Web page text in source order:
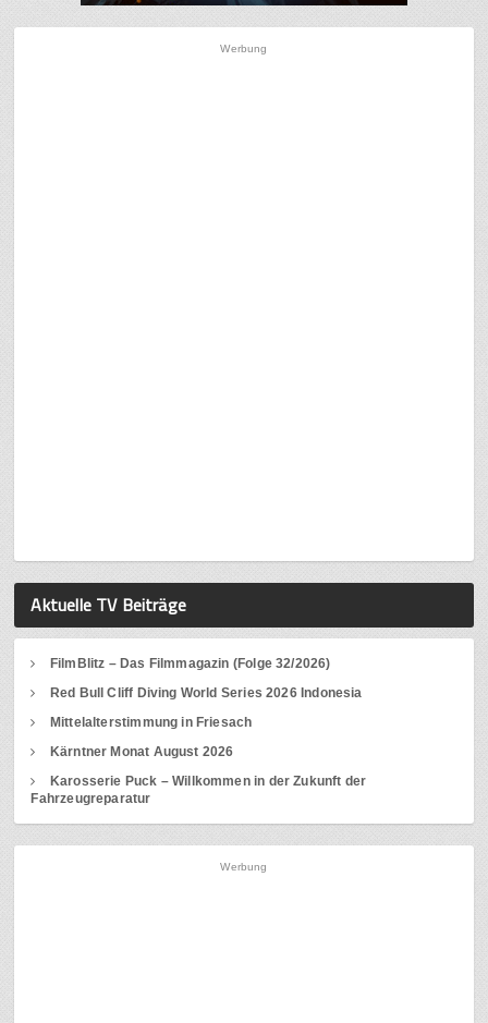
Werbung
Aktuelle TV Beiträge
FilmBlitz – Das Filmmagazin (Folge 32/2026)
Red Bull Cliff Diving World Series 2026 Indonesia
Mittelalterstimmung in Friesach
Kärntner Monat August 2026
Karosserie Puck – Willkommen in der Zukunft der
Fahrzeugreparatur
Werbung